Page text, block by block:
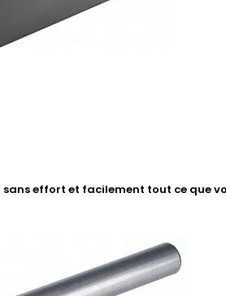
effort et facilement tout ce que